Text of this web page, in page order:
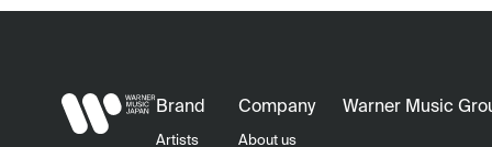
Brand
Artists
Company
About us
Warner Music